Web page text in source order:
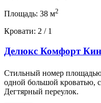
Площадь: 38 м2
Кровати: 2 / 1
Делюкс Комфорт
Стильный номер
одной большой кроватью,
Дегтярный переулок.